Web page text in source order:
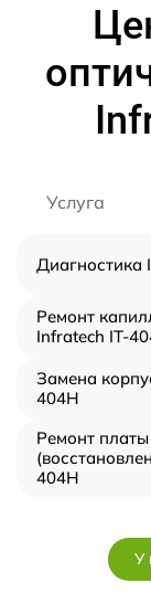
Услуга
Диагностика
Ремонт
Infratech IT-
Замена
404H
Ремонт
404H
У